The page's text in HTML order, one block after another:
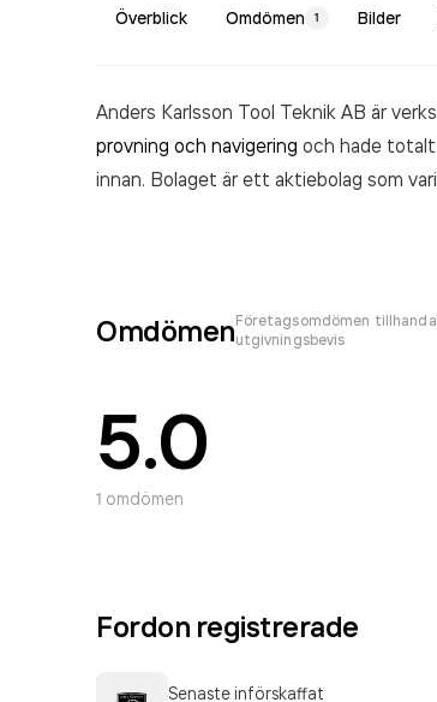
Överblick Omdömen 1 Bilder
Anders Karlsson Tool Teknik AB är
provning och navigering och hade totalt
innan. Bolaget är ett aktiebolag som
OmdömenFöretagsomdömen
utgivningsbevis
5.0
1 omdömen
Fordon registrerade
Senaste införskaffat